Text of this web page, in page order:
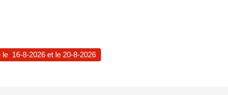
le 16-8-2026 et le 20-8-2026